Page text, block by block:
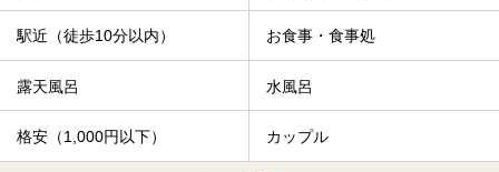
駅近（徒歩10分以内） お食事・食事処
露天風呂 水風呂
格安（1,000円以下） カップル